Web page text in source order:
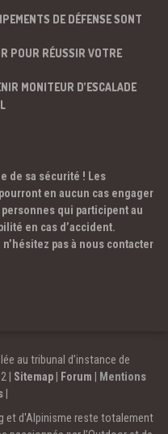
DE DÉFENSE SONT
POUR RÉUSSIR VOTRE
MONITEUR D’ESCALADE
de sa sécurité ! Les
en aucun cas engager
qui participent au
en cas d’accident.
pas à nous contacter
au tribunal d’instance de
| Sitemap| Forum
Mentions
et d'Alpinisme reste totalement